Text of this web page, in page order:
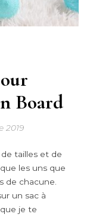
Board
2019
tailles et de
les uns que
de chacune.
un sac à
je te